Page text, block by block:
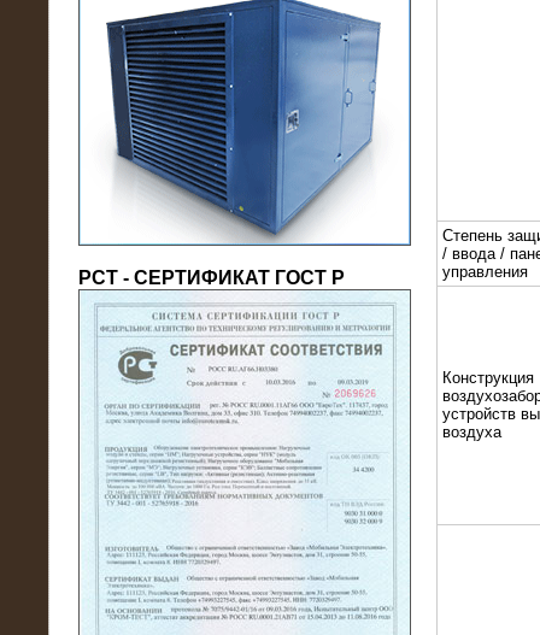
17.10.2016
Резистивный высоковольтный
нагрузочный модуль 5 МВт
(напряжение 6/10 кВ)
21.08.2016
На производственное предприятие
модули 20 МВт (0,4 кВ)
РСТ - СЕРТИФИКАТ ГОСТ Р
Степень
/ ввода /
управления
Конструкция
устройств
воздуха